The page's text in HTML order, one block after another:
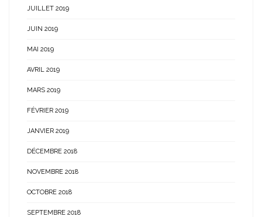
JUILLET 2019
JUIN 2019
MAI 2019
AVRIL 2019
MARS 2019
FÉVRIER 2019
JANVIER 2019
DÉCEMBRE 2018
NOVEMBRE 2018
OCTOBRE 2018
SEPTEMBRE 2018